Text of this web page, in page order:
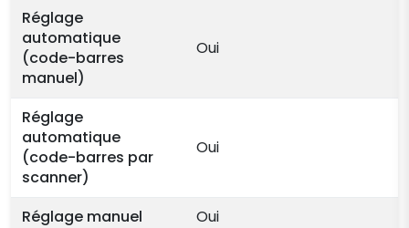
Réglage
automatique
(code-barres
manuel)
Oui
Réglage
automatique
(code-barres par
scanner)
Oui
Réglage manuel
Oui